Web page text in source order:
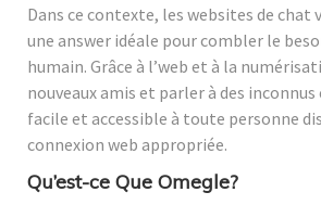
Dans ce contexte, les websites de chat
une answer idéale pour combler le
humain. Grâce à l’web et à la
nouveaux amis et parler à des
facile et accessible à toute personne
connexion web appropriée.
Qu’est-ce Que Omegle?